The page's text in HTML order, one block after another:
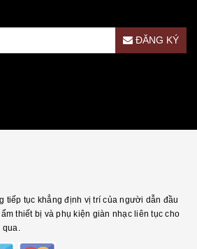
ĐĂNG KÝ
tiếp tục khẳng định vị trí của người dẫn đầu
thiết bị và phụ kiện giàn nhạc liên tục cho
qua.